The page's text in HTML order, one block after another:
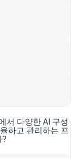
서 다양한 AI 구성
하고 관리하는 프
?